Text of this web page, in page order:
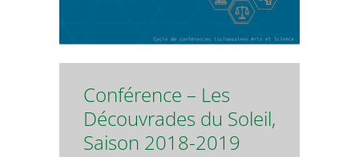
Conférence – Les
Découvrades du Soleil,
Saison 2018-2019